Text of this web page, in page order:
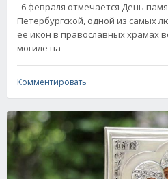
6 февраля отмечается День
Петербургской, одной из самых
ее икон в православных храмах
могиле на
Комментировать